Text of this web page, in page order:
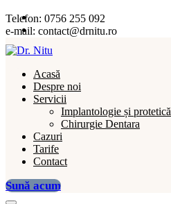
Telefon: 0756 255 092
e-mail: contact@drnitu.ro
Acasă
Despre noi
Servicii
Implantologie și protetică
Chirurgie Dentara
Cazuri
Tarife
Contact
Sună acum